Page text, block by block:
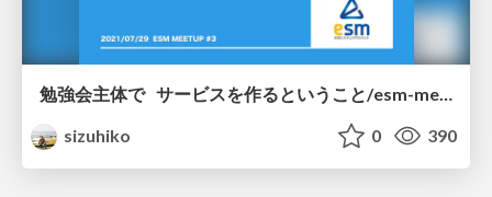
勉強会主体で サービスを作るということ/esm-meetup-3
sizuhiko
0 390